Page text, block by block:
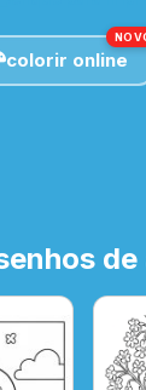
colorir online